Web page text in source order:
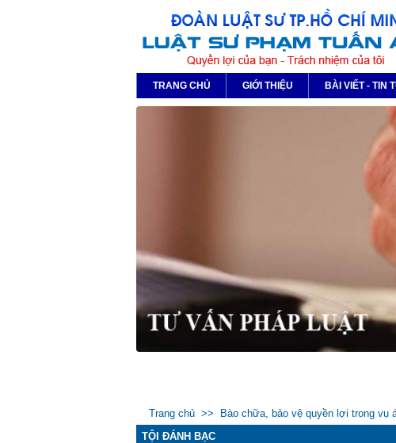
TRANG CHỦ GIỚI THIỆU BÀI VIẾT - TIN
Trang chủ >> Bào chữa, bảo vệ quyền lợi trong vụ
TỘI ĐÁNH BẠC